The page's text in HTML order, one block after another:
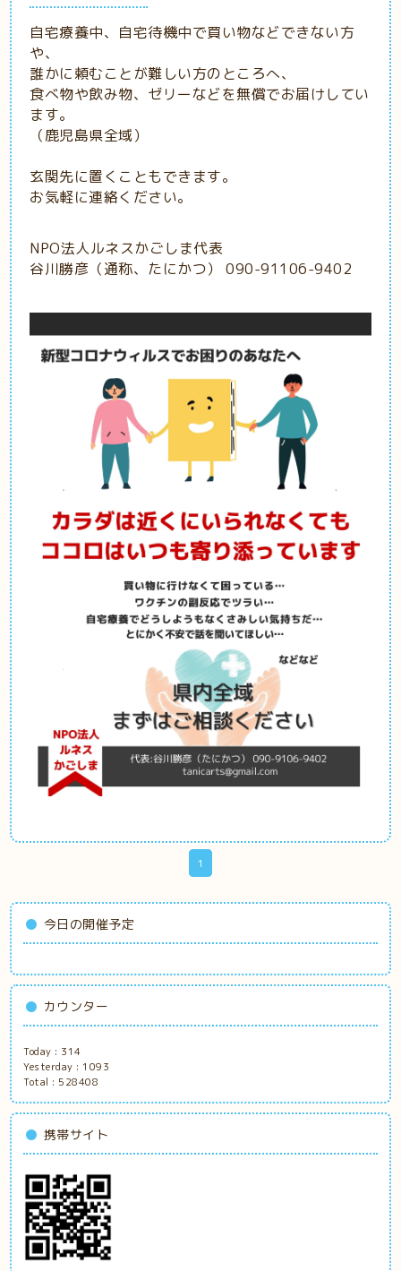
自宅療養中、自宅待機中で買い物などできない方
や、
誰かに頼むことが難しい方のところへ、
食べ物や飲み物、ゼリーなどを無償でお届けしてい
ます。
（鹿児島県全域）
玄関先に置くこともできます。
お気軽に連絡ください。
NPO法人ルネスかごしま代表
谷川勝彦（通称、たにかつ） 090-91106-9402
1
今日の開催予定
カウンター
Today : 314
Yesterday : 1093
Total : 528408
携帯サイト